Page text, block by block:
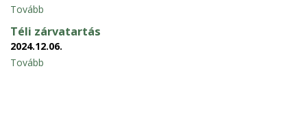
Tovább
Téli zárvatartás
2024.12.06.
Tovább